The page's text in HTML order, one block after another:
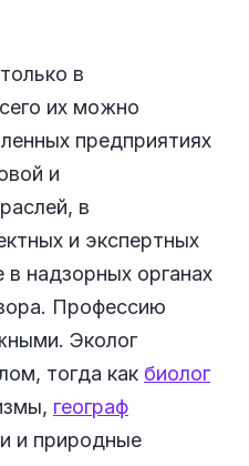
в
их можно
предприятиях
и
в
и экспертных
в надзорных органах
Профессию
Эколог
тогда как биолог
географ
и природные